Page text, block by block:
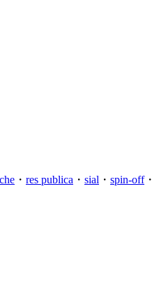
・ res publica ・ sial ・ spin-off・